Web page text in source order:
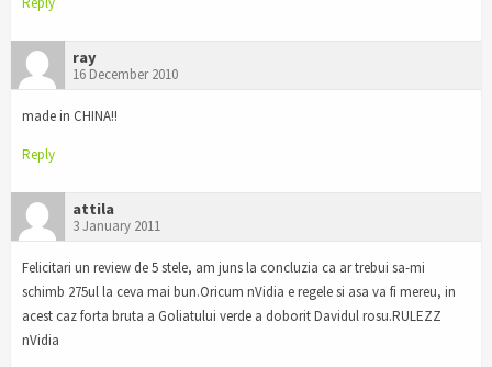
ray
16 December 2010
made in CHINA!!
Reply
attila
3 January 2011
Felicitari un review de 5 stele, am juns la concluzia ca ar trebui sa-mi
schimb 275ul la ceva mai bun.Oricum nVidia e regele si asa va fi mereu, in
acest caz forta bruta a Goliatului verde a doborit Davidul rosu.RULEZZ
nVidia